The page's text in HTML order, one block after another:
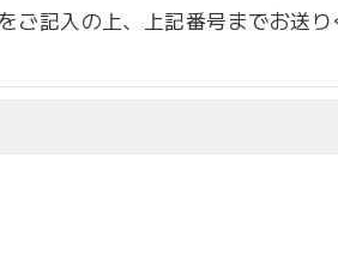
ご記入の上、上記番号までお送り